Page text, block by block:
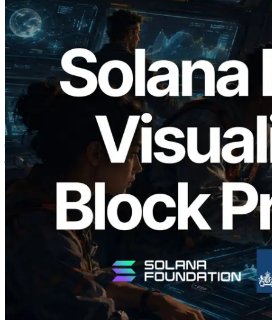
2026.05.24
Validators Solutions ने Solana Block
Analyzer लॉन्च किया — प्रति-slot ब्लॉक
उत्पादन समय और नियुक्त वैलिडेटर का
विज़ुअलाइज़ेशन